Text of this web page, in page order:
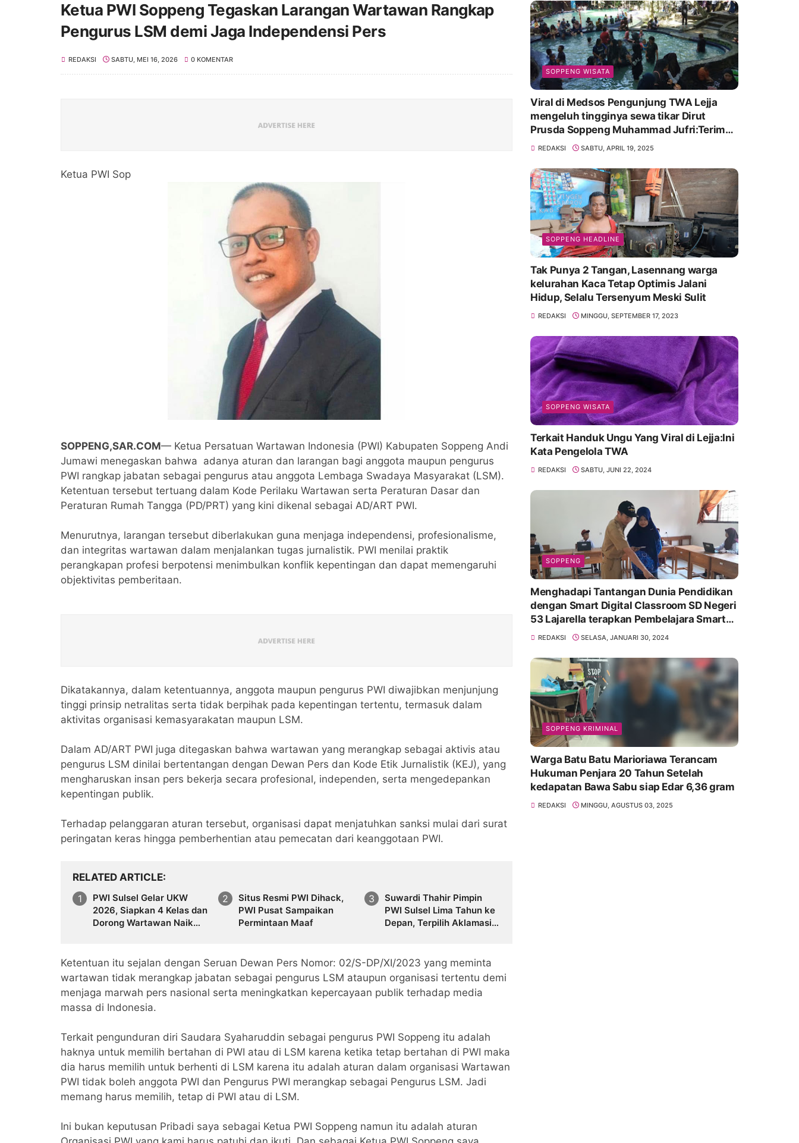
Ketua PWI Soppeng Tegaskan Larangan Wartawan Rangkap
Pengurus LSM demi Jaga Independensi Pers
REDAKSI SABTU, MEI 16, 2026 0 KOMENTAR
Ketua PWI Sop
SOPPENG,SAR.COM— Ketua Persatuan Wartawan Indonesia (PWI) Kabupaten Soppeng Andi
Jumawi menegaskan bahwa adanya aturan dan larangan bagi anggota maupun pengurus
PWI rangkap jabatan sebagai pengurus atau anggota Lembaga Swadaya Masyarakat (LSM).
Ketentuan tersebut tertuang dalam Kode Perilaku Wartawan serta Peraturan Dasar dan
Peraturan Rumah Tangga (PD/PRT) yang kini dikenal sebagai AD/ART PWI.
Menurutnya, larangan tersebut diberlakukan guna menjaga independensi, profesionalisme,
dan integritas wartawan dalam menjalankan tugas jurnalistik. PWI menilai praktik
perangkapan profesi berpotensi menimbulkan konflik kepentingan dan dapat memengaruhi
objektivitas pemberitaan.
Dikatakannya, dalam ketentuannya, anggota maupun pengurus PWI diwajibkan menjunjung
tinggi prinsip netralitas serta tidak berpihak pada kepentingan tertentu, termasuk dalam
aktivitas organisasi kemasyarakatan maupun LSM.
Dalam AD/ART PWI juga ditegaskan bahwa wartawan yang merangkap sebagai aktivis atau
pengurus LSM dinilai bertentangan dengan Dewan Pers dan Kode Etik Jurnalistik (KEJ), yang
mengharuskan insan pers bekerja secara profesional, independen, serta mengedepankan
kepentingan publik.
Terhadap pelanggaran aturan tersebut, organisasi dapat menjatuhkan sanksi mulai dari surat
peringatan keras hingga pemberhentian atau pemecatan dari keanggotaan PWI.
RELATED ARTICLE
PWI Sulsel Gelar UKW
2026, Siapkan 4 Kelas dan
Dorong Wartawan Naik
Situs Resmi PWI Dihack,
PWI Pusat Sampaikan
Permintaan Maaf
Suwardi Thahir Pimpin
PWI Sulsel Lima Tahun ke
Depan, Terpilih Aklamasi
Ketentuan itu sejalan dengan Seruan Dewan Pers Nomor: 02/S-DP/XI/2023 yang meminta
wartawan tidak merangkap jabatan sebagai pengurus LSM ataupun organisasi tertentu demi
menjaga marwah pers nasional serta meningkatkan kepercayaan publik terhadap media
massa di Indonesia.
Terkait pengunduran diri Saudara Syaharuddin sebagai pengurus PWI Soppeng itu adalah
haknya untuk memilih bertahan di PWI atau di LSM karena ketika tetap bertahan di PWI maka
dia harus memilih untuk berhenti di LSM karena itu adalah aturan dalam organisasi Wartawan
PWI tidak boleh anggota PWI dan Pengurus PWI merangkap sebagai Pengurus LSM. Jadi
memang harus memilih, tetap di PWI atau di LSM.
Ini bukan keputusan Pribadi saya sebagai Ketua PWI Soppeng namun itu adalah aturan
SOPPENG WISATA
Viral di Medsos Pengunjung TWA Lejja
mengeluh tingginya sewa tikar Dirut
Prusda Soppeng Muhammad Jufri:Terima
kasih bu bantu Promosikan
REDAKSI SABTU, APRIL 19, 2025
SOPPENG HEADLINE
Tak Punya 2 Tangan, Lasennang warga
kelurahan Kaca Tetap Optimis Jalani
Hidup, Selalu Tersenyum Meski Sulit
REDAKSI MINGGU, SEPTEMBER 17, 2023
SOPPENG WISATA
Terkait Handuk Ungu Yang Viral di Lejja:Ini
Kata Pengelola TWA
REDAKSI SABTU, JUNI 22, 2024
SOPPENG
Menghadapi Tantangan Dunia Pendidikan
dengan Smart Digital Classroom SD Negeri
53 Lajarella terapkan Pembelajara Smart
Class Device
REDAKSI SELASA, JANUARI 30, 2024
SOPPENG KRIMINAL
Warga Batu Batu Marioriawa Terancam
Hukuman Penjara 20 Tahun Setelah
kedapatan Bawa Sabu siap Edar 6,36 gram
REDAKSI MINGGU, AGUSTUS 03, 2025